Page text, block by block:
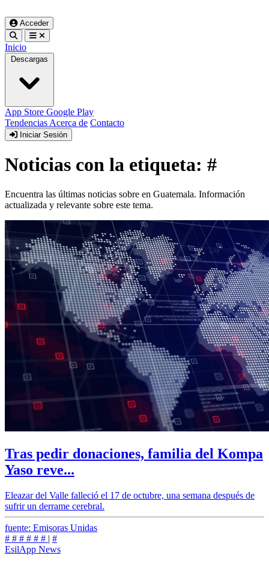
Acceder
Inicio
Descargas
App Store Google Play
Tendencias Acerca de Contacto
Iniciar Sesión
Noticias con la etiqueta: #
Encuentra las últimas noticias sobre en Guatemala. Información
actualizada y relevante sobre este tema.
Tras pedir donaciones, familia del Kompa
Yaso reve...
Eleazar del Valle falleció el 17 de octubre, una semana después de
sufrir un derrame cerebral.
fuente: Emisoras Unidas
# # # # # # | #
EsilApp News